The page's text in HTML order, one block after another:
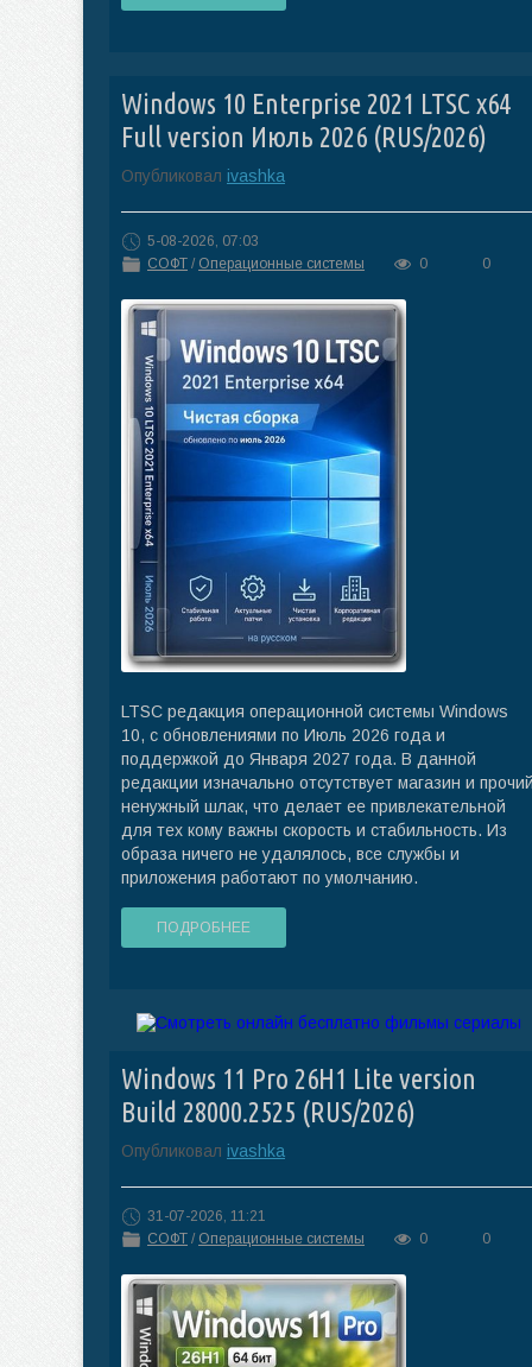
Windows 10 Enterprise 2021 LTSC x64
Full version Июль 2026 (RUS/2026)
Опубликовал ivashka
5-08-2026, 07:03
СОФТ / Операционные системы 0 0
LTSC редакция операционной системы Windows
10, с обновлениями по Июль 2026 года и
поддержкой до Января 2027 года. В данной
редакции изначально отсутствует магазин и
ненужный шлак, что делает ее привлекательной
для тех кому важны скорость и стабильность. Из
образа ничего не удалялось, все службы и
приложения работают по умолчанию.
ПОДРОБНЕЕ
Windows 11 Pro 26H1 Lite version
Build 28000.2525 (RUS/2026)
Опубликовал ivashka
31-07-2026, 11:21
СОФТ / Операционные системы 0 0